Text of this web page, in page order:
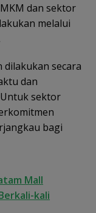
dan sektor
melalui
secara
dan
sektor
bagi
Mall
kali